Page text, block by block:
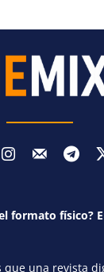
formato físico?
que una revista